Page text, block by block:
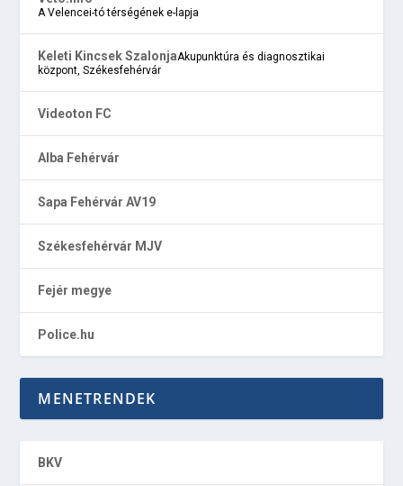
A Velencei-tó térségének e-lapja
Keleti Kincsek SzalonjaAkupunktúra és diagnosztikai
központ, Székesfehérvár
Videoton FC
Alba Fehérvár
Sapa Fehérvár AV19
Székesfehérvár MJV
Fejér megye
Police.hu
MENETRENDEK
BKV